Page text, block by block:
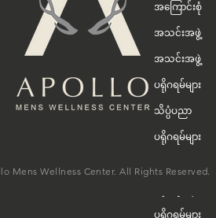
အကြောင်းစုံ
အသင်းအဖွဲ့
အသင်းအဖွဲ့
ပရိုဂရမ်များ
သိပ္ပံပညာ
ပရိုဂရမ်များ
ပရိုဂရမ်များ
Mens Wellness Center. All Rights Reserved.